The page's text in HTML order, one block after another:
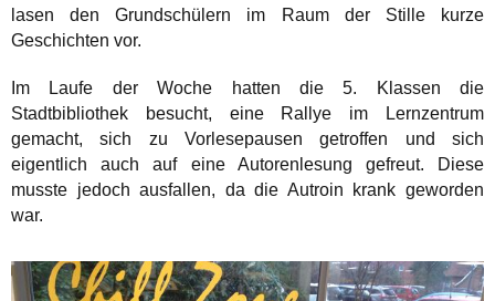
lasen den Grundschülern im Raum der Stille kurze
Geschichten vor.
Im Laufe der Woche hatten die 5. Klassen die
Stadtbibliothek besucht, eine Rallye im Lernzentrum
gemacht, sich zu Vorlesepausen getroffen und sich
eigentlich auch auf eine Autorenlesung gefreut. Diese
musste jedoch ausfallen, da die Autroin krank geworden
war.